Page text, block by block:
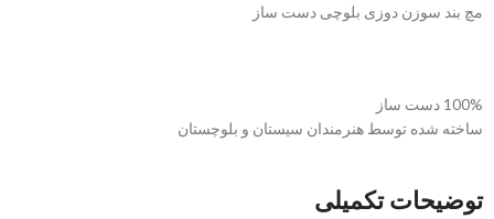
مچ بند سوزن دوزی بلوچی دست ساز
100% دست ساز
ساخته شده توسط هنرمندان سیستان و بلوچستان
توضیحات تکمیلی